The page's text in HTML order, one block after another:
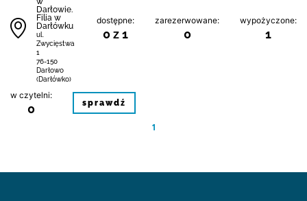
Darłowie.
Filia w
Darłówku
ul.
Zwycięstwa
1
76-150
Darłowo
(Darłówko)
dostępne:
0 z 1
zarezerwowane:
0
wypożyczone:
1
w czytelni:
0 sprawdź
1